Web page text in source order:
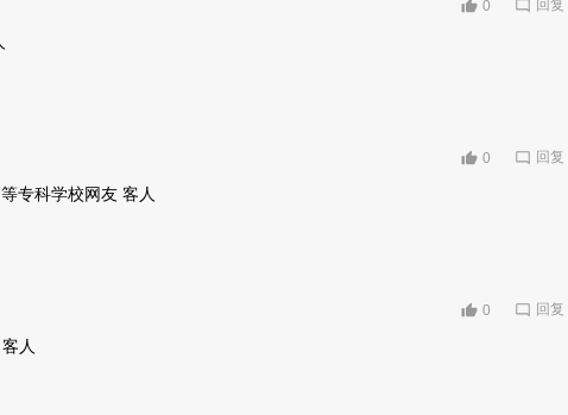
0 回复
0 回复
专科学校网友 客人
0 回复
人